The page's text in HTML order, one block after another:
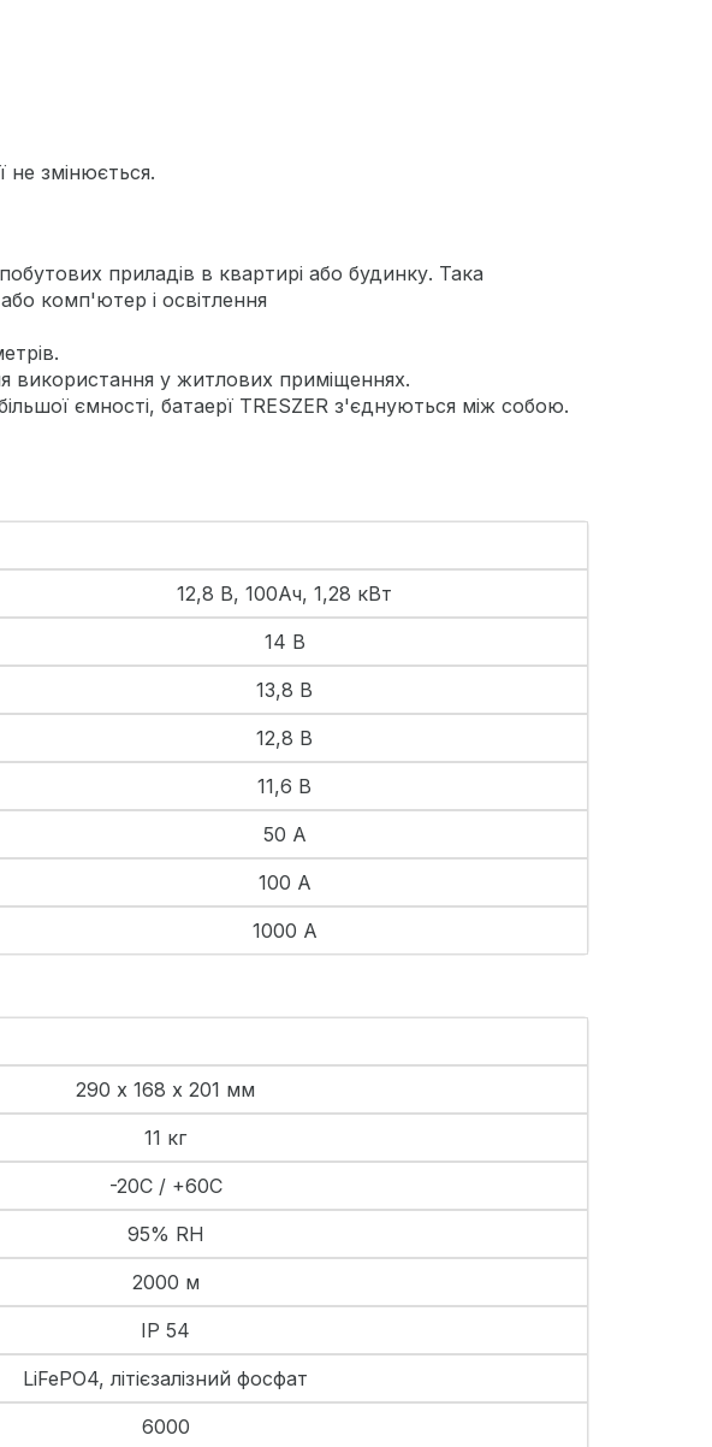
не змінюється.
приладів в квартирі або будинку. Така
комп'ютер і освітлення
використання у житлових приміщеннях.
ємності, батаерї TRESZER з'єднуються між собою.
12,8 В, 100Ач, 1,28 кВт
14 В
13,8 В
12,8 В
11,6 В
50 А
100 А
1000 А
290 х 168 х 201 мм
11 кг
-20С / +60С
95% RH
2000 м
IP 54
LiFePO4, літієзалізний фосфат
6000